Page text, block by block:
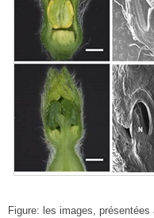
Figure: les images,